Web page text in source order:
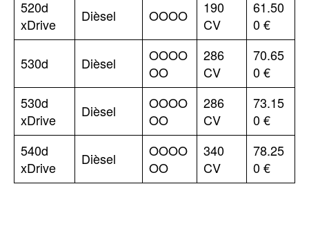
520d
xDrive
Dièsel OOOO
190
CV
61.50
0 €
530d Dièsel
OOOO
OO
286
CV
70.65
0 €
530d
xDrive
Dièsel
OOOO
OO
286
CV
73.15
0 €
540d
xDrive
Dièsel
OOOO
OO
340
CV
78.25
0 €